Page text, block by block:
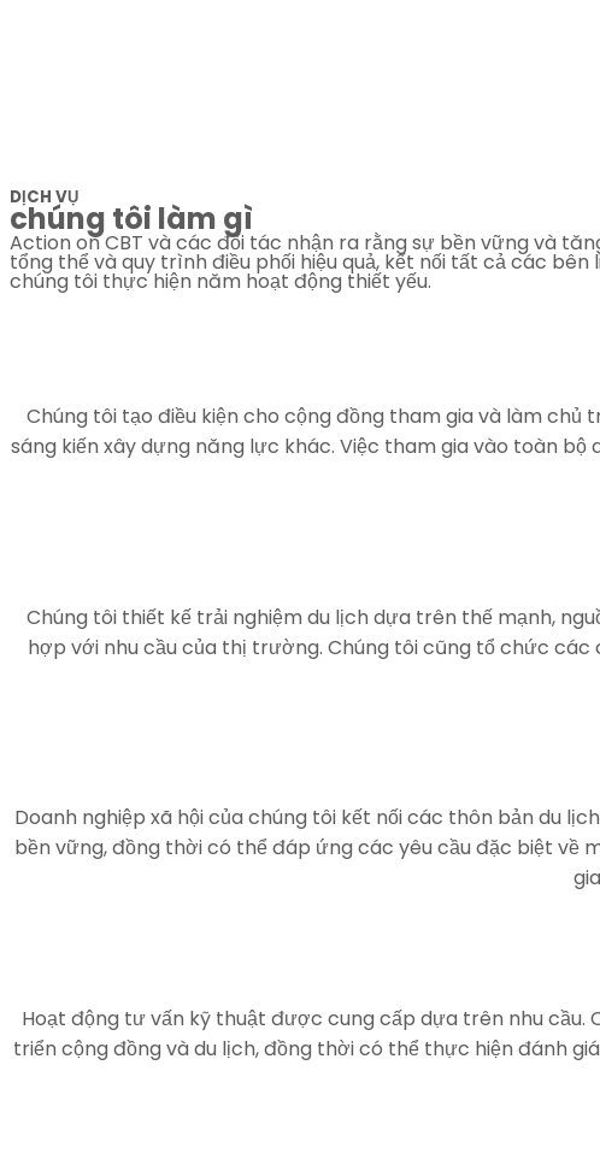
DỊCH VỤ
chúng tôi làm gì
Action on CBT và các đối tác nhận ra rằng sự bền vững và
tổng thể và quy trình điều phối hiệu quả, kết nối tất cả các
chúng tôi thực hiện năm hoạt động thiết yếu.
Chúng tôi tạo điều kiện cho cộng đồng tham gia và làm
sáng kiến xây dựng năng lực khác. Việc tham gia vào toàn
Chúng tôi thiết kế trải nghiệm du lịch dựa trên thế mạnh,
hợp với nhu cầu của thị trường. Chúng tôi cũng tổ chức
Doanh nghiệp xã hội của chúng tôi kết nối các thôn bản du
bền vững, đồng thời có thể đáp ứng các yêu cầu đặc biệt
Hoạt động tư vấn kỹ thuật được cung cấp dựa trên nhu
triển cộng đồng và du lịch, đồng thời có thể thực hiện đánh